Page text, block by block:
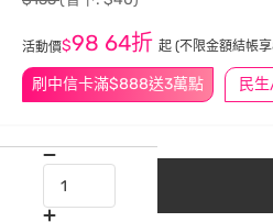
刷中信卡滿$888送3萬點
活動價$98 64折 起 (不限金額結帳